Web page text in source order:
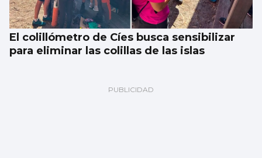
El colillómetro de Cíes busca sensibilizar
para eliminar las colillas de las islas